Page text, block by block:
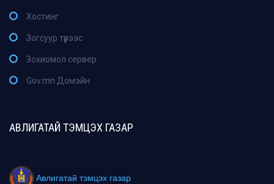
Хостинг
Зогсуур түрээс
Зохиомол сервер
Gov.mn Домэйн
АВЛИГАТАЙ ТЭМЦЭХ ГАЗАР
Авлигатай тэмцэх газар